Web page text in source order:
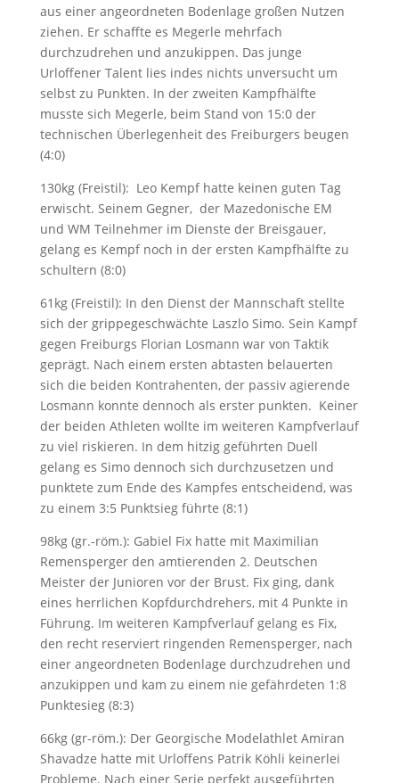
aus einer angeordneten Bodenlage großen Nutzen
ziehen. Er schaffte es Megerle mehrfach
durchzudrehen und anzukippen. Das junge
Urloffener Talent lies indes nichts unversucht um
selbst zu Punkten. In der zweiten Kampfhälfte
musste sich Megerle, beim Stand von 15:0 der
technischen Überlegenheit des Freiburgers beugen
(4:0)
130kg (Freistil): Leo Kempf hatte keinen guten Tag
erwischt. Seinem Gegner, der Mazedonische EM
und WM Teilnehmer im Dienste der Breisgauer,
gelang es Kempf noch in der ersten Kampfhälfte zu
schultern (8:0)
61kg (Freistil): In den Dienst der Mannschaft stellte
sich der grippegeschwächte Laszlo Simo. Sein Kampf
gegen Freiburgs Florian Losmann war von Taktik
geprägt. Nach einem ersten abtasten belauerten
sich die beiden Kontrahenten, der passiv agierende
Losmann konnte dennoch als erster punkten. Keiner
der beiden Athleten wollte im weiteren Kampfverlauf
zu viel riskieren. In dem hitzig geführten Duell
gelang es Simo dennoch sich durchzusetzen und
punktete zum Ende des Kampfes entscheidend, was
zu einem 3:5 Punktsieg führte (8:1)
98kg (gr.-röm.): Gabiel Fix hatte mit Maximilian
Remensperger den amtierenden 2. Deutschen
Meister der Junioren vor der Brust. Fix ging, dank
eines herrlichen Kopfdurchdrehers, mit 4 Punkte in
Führung. Im weiteren Kampfverlauf gelang es Fix,
den recht reserviert ringenden Remensperger, nach
einer angeordneten Bodenlage durchzudrehen und
anzukippen und kam zu einem nie gefährdeten 1:8
Punktesieg (8:3)
66kg (gr-röm.): Der Georgische Modelathlet Amiran
Shavadze hatte mit Urloffens Patrik Köhli keinerlei
Probleme. Nach einer Serie perfekt ausgeführten